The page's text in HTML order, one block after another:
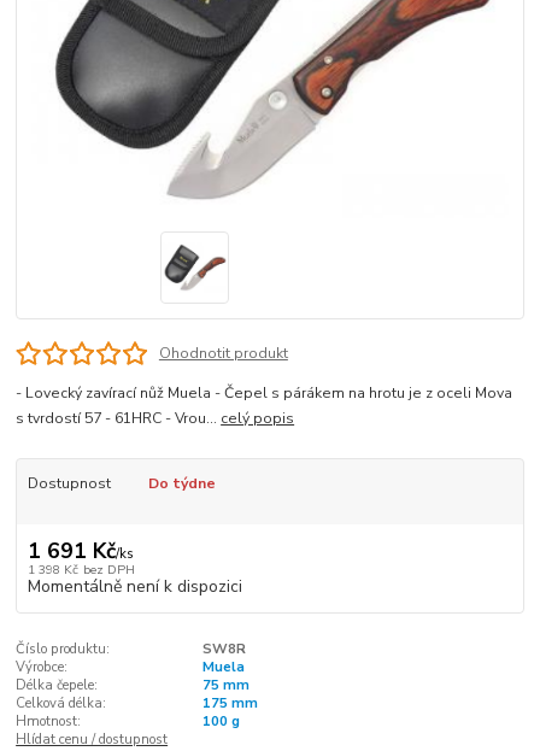
Ohodnotit produkt
- Lovecký zavírací nůž Muela - Čepel s párákem na hrotu je z oceli Mova
s tvrdostí 57 - 61HRC - Vrou... celý popis
Dostupnost Do týdne
1 691 Kč/ks
1 398 Kč bez DPH
Momentálně není k dispozici
Číslo produktu:
SW8R
Výrobce:
Muela
Délka čepele:
75 mm
Celková délka:
175 mm
Hmotnost:
100 g
Hlídat cenu / dostupnost